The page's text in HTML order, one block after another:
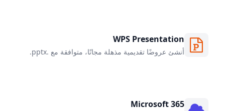
WPS Presentation
أنشئ عروضًا تقديمية مذهلة مجانًا، متوافقة مع .pptx.
Microsoft 365